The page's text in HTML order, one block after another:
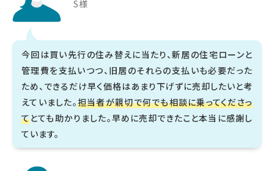
S様
今回は買い先行の住み替えに当たり、新居の住宅ローンと
管理費を支払いつつ、旧居のそれらの支払いも必要だった
ため、できるだけ早く価格はあまり下げずに売却したいと考
えていました。担当者が親切で何でも相談に乗ってくださっ
てとても助かりました。早めに売却できたこと本当に感謝し
ています。